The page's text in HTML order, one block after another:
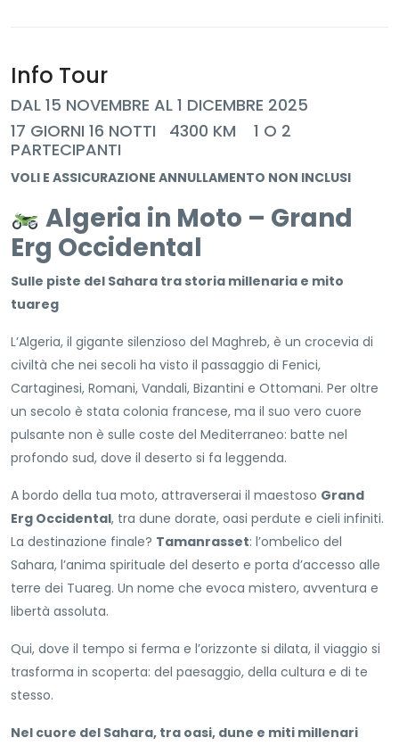
Info Tour
DAL 15 NOVEMBRE AL 1 DICEMBRE 2025
17 GIORNI 16 NOTTI 4300 KM 1 O 2
PARTECIPANTI
VOLI E ASSICURAZIONE ANNULLAMENTO NON INCLUSI
Algeria in Moto – Grand
Erg Occidental
Sulle piste del Sahara tra storia millenaria e mito
tuareg
L’Algeria, il gigante silenzioso del Maghreb, è un crocevia di
civiltà che nei secoli ha visto il passaggio di Fenici,
Cartaginesi, Romani, Vandali, Bizantini e Ottomani. Per oltre
un secolo è stata colonia francese, ma il suo vero cuore
pulsante non è sulle coste del Mediterraneo: batte nel
profondo sud, dove il deserto si fa leggenda.
A bordo della tua moto, attraverserai il maestoso Grand
Erg Occidental, tra dune dorate, oasi perdute e cieli infiniti.
La destinazione finale? Tamanrasset: l’ombelico del
Sahara, l’anima spirituale del deserto e porta d’accesso alle
terre dei Tuareg. Un nome che evoca mistero, avventura e
libertà assoluta.
Qui, dove il tempo si ferma e l’orizzonte si dilata, il viaggio si
trasforma in scoperta: del paesaggio, della cultura e di te
stesso.
Nel cuore del Sahara, tra oasi, dune e miti millenari